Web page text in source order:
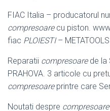
FIAC Italia – producatorul
compresoarecu piston.
fiac PLOIESTI–
Reparatii compresoarede la
PRAHOVA. 3 articole cu
compresoareprintre care
Noutati despre compresoare